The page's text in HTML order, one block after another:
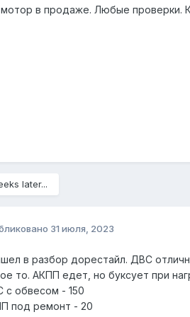
в продаже. Любые проверки.
later...
31 июля, 2023
в разбор дорестайл. ДВС
то. АКПП едет, но буксует при
с обвесом - 150
под ремонт - 20